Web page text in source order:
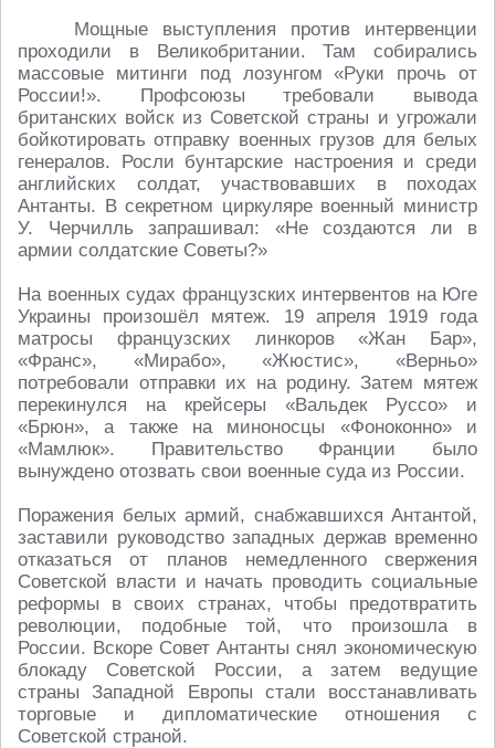
Мощные выступления против интервенции
проходили в Великобритании. Там собирались
массовые митинги под лозунгом «Руки прочь от
России!». Профсоюзы требовали вывода
британских войск из Советской страны и угрожали
бойкотировать отправку военных грузов для белых
генералов. Росли бунтарские настроения и среди
английских солдат, участвовавших в походах
Антанты. В секретном циркуляре военный министр
У. Черчилль запрашивал: «Не создаются ли в
армии солдатские Советы?»
На военных судах французских интервентов на Юге
Украины произошёл мятеж. 19 апреля 1919 года
матросы французских линкоров «Жан Бар»,
«Франс», «Мирабо», «Жюстис», «Верньо»
потребовали отправки их на родину. Затем мятеж
перекинулся на крейсеры «Вальдек Руссо» и
«Брюн», а также на миноносцы «Фоноконно» и
«Мамлюк». Правительство Франции было
вынуждено отозвать свои военные суда из России.
Поражения белых армий, снабжавшихся Антантой,
заставили руководство западных держав временно
отказаться от планов немедленного свержения
Советской власти и начать проводить социальные
реформы в своих странах, чтобы предотвратить
революции, подобные той, что произошла в
России. Вскоре Совет Антанты снял экономическую
блокаду Советской России, а затем ведущие
страны Западной Европы стали восстанавливать
торговые и дипломатические отношения с
Советской страной.